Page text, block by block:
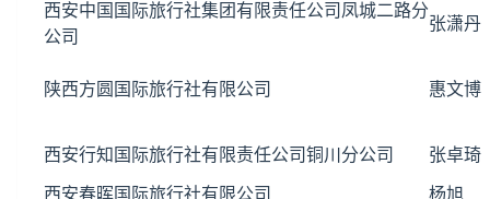
西安中国国际旅行社集团有限责任公司凤城二路分
公司
张潇丹
陕西方圆国际旅行社有限公司 惠文博
西安行知国际旅行社有限责任公司铜川分公司 张卓琦
西安春晖国际旅行社有限公司 杨旭